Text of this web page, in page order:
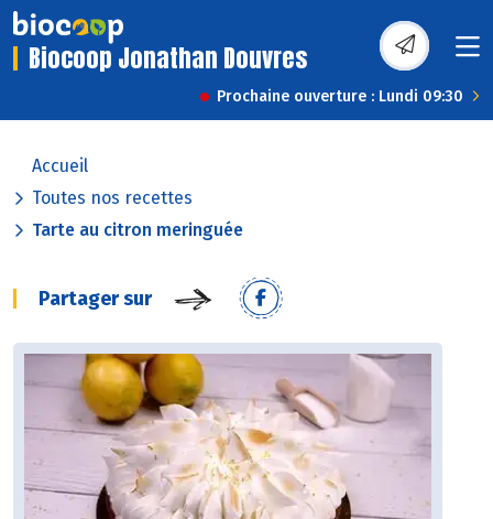
Biocoop Jonathan Douvres
Prochaine ouverture : Lundi 09:30
Accueil
Toutes nos recettes
Tarte au citron meringuée
Partager sur